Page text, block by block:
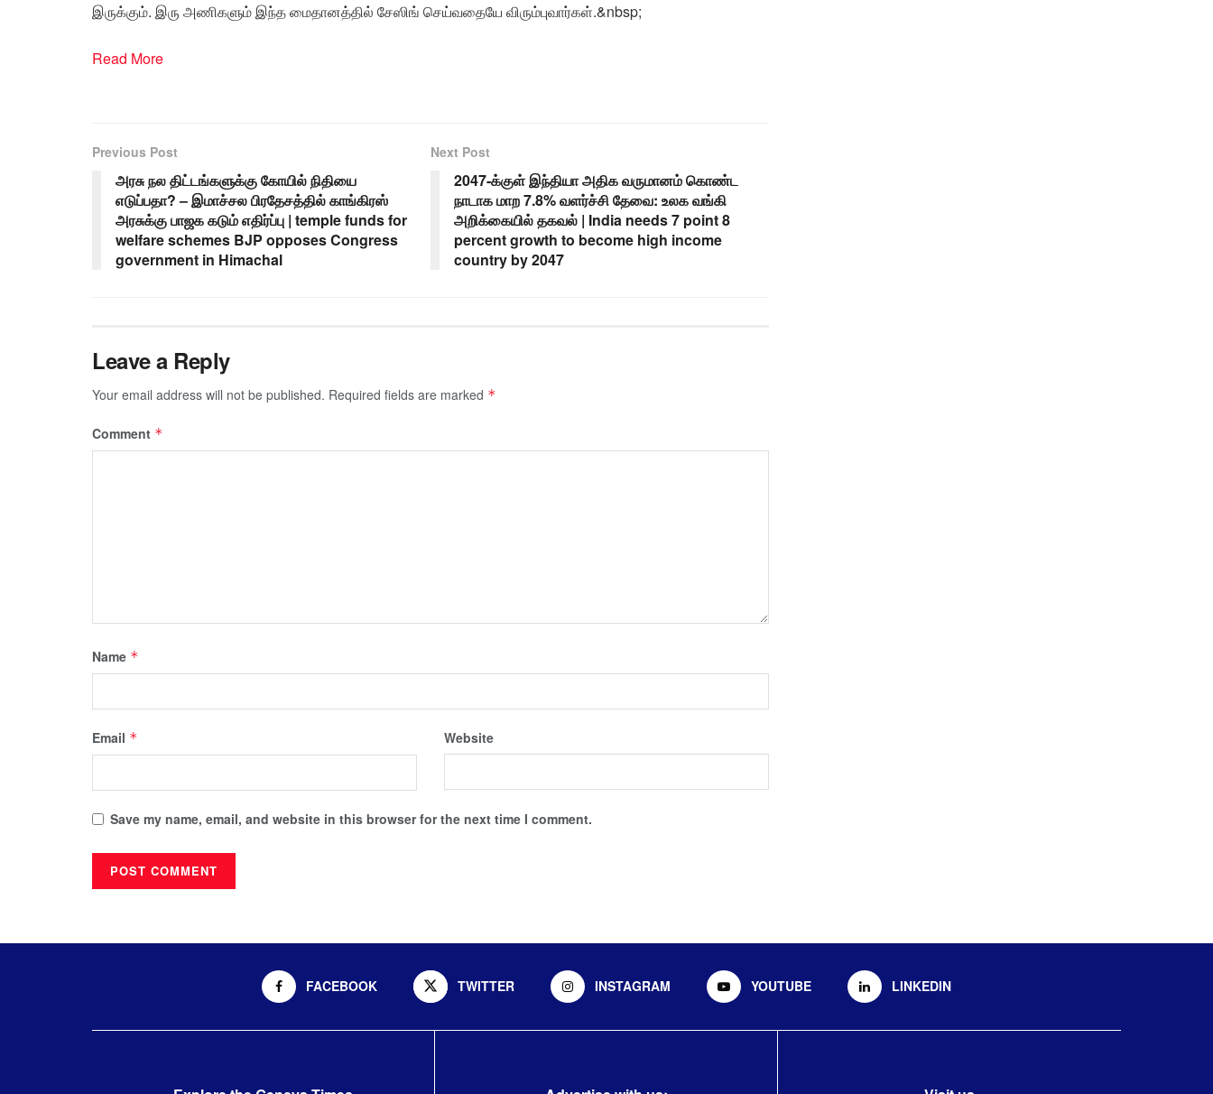
இருக்கும். இரு அணிகளும் இந்த மைதானத்தில் சேஸிங் செய்வதையே விரும்புவார்கள்.&nbsp;
Read More
Previous Post
அரசு நல திட்டங்களுக்கு கோயில் நிதியை
எடுப்பதா? – இமாச்சல பிரதேசத்தில் காங்கிரஸ்
அரசுக்கு பாஜக கடும் எதிர்ப்பு | temple funds for
welfare schemes BJP opposes Congress
government in Himachal
Next Post
2047-க்குள் இந்தியா அதிக வருமானம் கொண்ட
நாடாக மாற 7.8% வளர்ச்சி தேவை: உலக வங்கி
அறிக்கையில் தகவல் | India needs 7 point 8
percent growth to become high income
country by 2047
Leave a Reply
Your email address will not be published. Required fields are marked *
Comment *
Name *
Email * Website
Save my name, email, and website in this browser for the next time I comment.
FACEBOOK TWITTER INSTAGRAM YOUTUBE LINKEDIN